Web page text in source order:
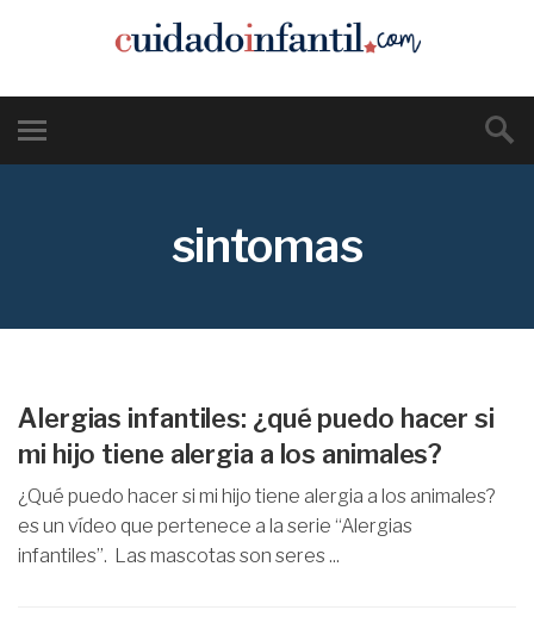
sintomas
Alergias infantiles: ¿qué puedo hacer si
mi hijo tiene alergia a los animales?
¿Qué puedo hacer si mi hijo tiene alergia a los animales?
es un vídeo que pertenece a la serie “Alergias
infantiles”. Las mascotas son seres ...